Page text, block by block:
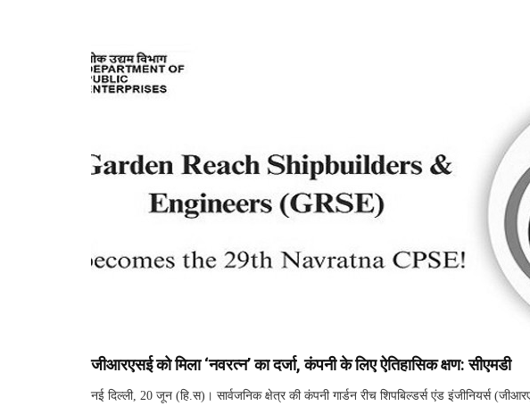
जीआरएसई को मिला ‘नवरत्न’ का दर्जा, कंपनी के लिए ऐतिहासिक क्षण: सीएमडी
नई दिल्ली, 20 जून (हि.स)। सार्वजनिक क्षेत्र की कंपनी गार्डन रीच शिपबिल्डर्स एंड इंजीनियर्स